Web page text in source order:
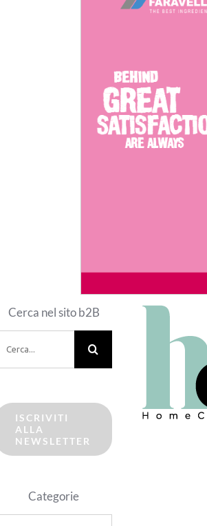
Cerca nel sito b2B
per:
ISCRIVITI
ALLA
NEWSLETTER
Categorie